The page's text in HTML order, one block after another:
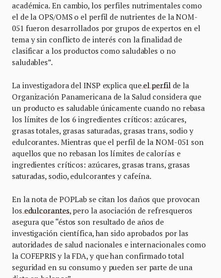
académica. En cambio, los perfiles nutrimentales como
el de la OPS/OMS o el perfil de nutrientes de la NOM-
051 fueron desarrollados por grupos de expertos en el
tema y sin conflicto de interés con la finalidad de
clasificar a los productos como saludables o no
saludables”.
La investigadora del INSP explica queel perfilde la
Organización Panamericana de la Salud considera que
un producto es saludable únicamente cuando no rebasa
los límites de los 6 ingredientes críticos: azúcares,
grasas totales, grasas saturadas, grasas trans, sodio y
edulcorantes. Mientras que el perfil de la NOM-051 son
aquellos que no rebasan los límites de calorías e
ingredientes críticos: azúcares, grasas trans, grasas
saturadas, sodio, edulcorantes y cafeína.
En la nota de POPLab se citan los daños que provocan
los edulcorantes, pero la asociación de refresqueros
asegura que “éstos son resultado de años de
investigación científica, han sido aprobados por las
autoridades de salud nacionales e internacionales como
la COFEPRIS y la FDA, y que han confirmado total
seguridad en su consumo y pueden ser parte de una